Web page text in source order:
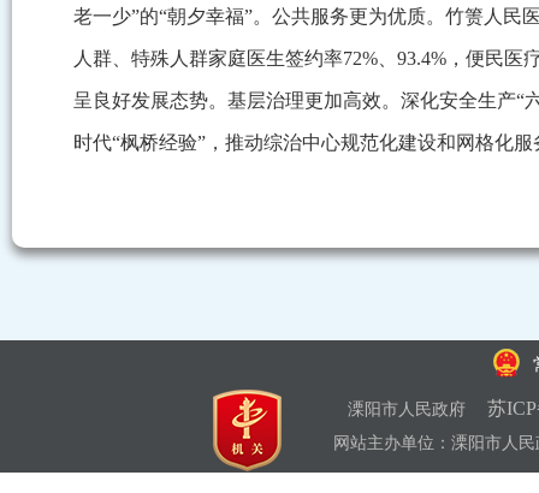
老一少”的“朝夕幸福”。公共服务更为优质。竹箦人
人群、特殊人群家庭医生签约率72%、93.4%，便民
呈良好发展态势。基层治理更加高效。深化安全生产“
时代“枫桥经验”，推动综治中心规范化建设和网格化
溧阳市人民政府 苏
网站主办单位：溧阳市人